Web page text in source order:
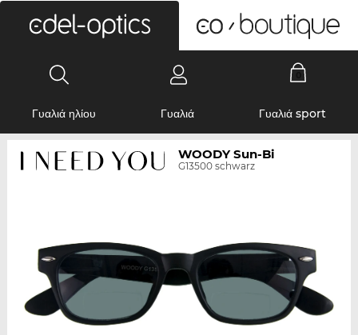
Γυαλιά ηλίου Γυαλιά Γυαλιά sport
WOODY Sun-Bi
G13500 schwarz